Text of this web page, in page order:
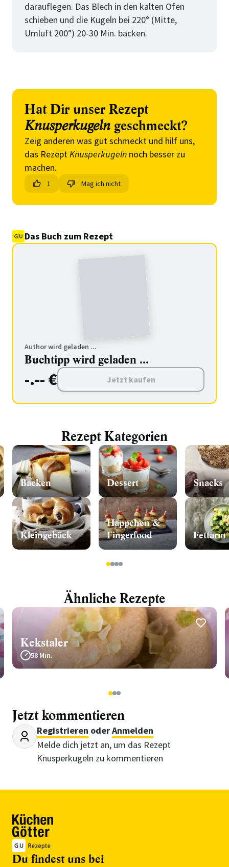
darauflegen. Das Blech in den kalten Ofen
schieben und die Kugeln bei 220° (Mitte,
Umluft 200°) 20-30 Min. backen.
Hat Dir unser Rezept
Knusperkugeln geschmeckt?
Zeig anderen was gut schmeckt und hilf uns,
das RezeptKnusperkugeln noch besser zu
machen.
1 Mag ich nicht
Das Buch zum Rezept
Author wird geladen ...
Buchtipp wird geladen ...
-.-- € Jetzt kaufen
Rezept Kategorien
Backen
Kleingebäck
Dessert
Häppchen &
Fingerfood
Snacks
Fettarm
1234
Ähnliche Rezepte
Kekstaler
58 Min.
123
Jetzt kommentieren
Registrieren oderAnmelden
Melde dich jetzt an, um das Rezept
Knusperkugeln zu kommentieren
Du findest uns bei